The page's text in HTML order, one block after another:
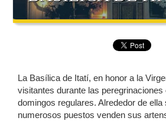
La Basílica de Itatí, en honor a la
visitantes durante las peregrinaciones
domingos regulares. Alrededor de ella
numerosos puestos venden sus